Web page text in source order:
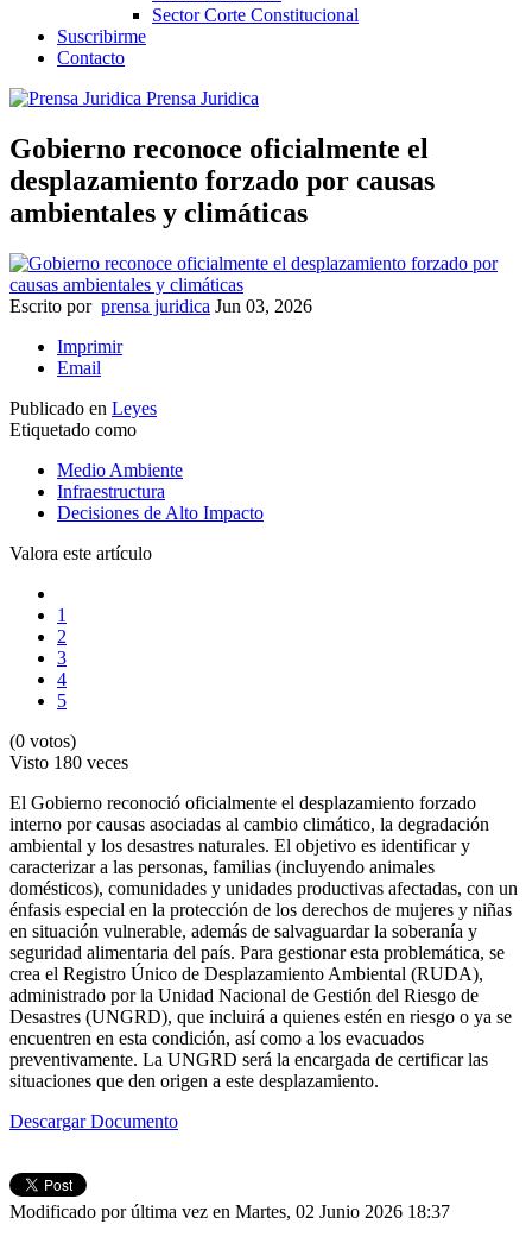
Sector Corte Constitucional
Suscribirme
Contacto
Prensa Juridica
Gobierno reconoce oficialmente el
desplazamiento forzado por causas
ambientales y climáticas
Escrito por prensa juridica Jun 03, 2026
Imprimir
Email
Publicado en Leyes
Etiquetado como
Medio Ambiente
Infraestructura
Decisiones de Alto Impacto
Valora este artículo
1
2
3
4
5
(0 votos)
Visto 180 veces
El Gobierno reconoció oficialmente el desplazamiento forzado
interno por causas asociadas al cambio climático, la degradación
ambiental y los desastres naturales. El objetivo es identificar y
caracterizar a las personas, familias (incluyendo animales
domésticos), comunidades y unidades productivas afectadas, con un
énfasis especial en la protección de los derechos de mujeres y niñas
en situación vulnerable, además de salvaguardar la soberanía y
seguridad alimentaria del país. Para gestionar esta problemática, se
crea el Registro Único de Desplazamiento Ambiental (RUDA),
administrado por la Unidad Nacional de Gestión del Riesgo de
Desastres (UNGRD), que incluirá a quienes estén en riesgo o ya se
encuentren en esta condición, así como a los evacuados
preventivamente. La UNGRD será la encargada de certificar las
situaciones que den origen a este desplazamiento.
Descargar Documento
Modificado por última vez en Martes, 02 Junio 2026 18:37